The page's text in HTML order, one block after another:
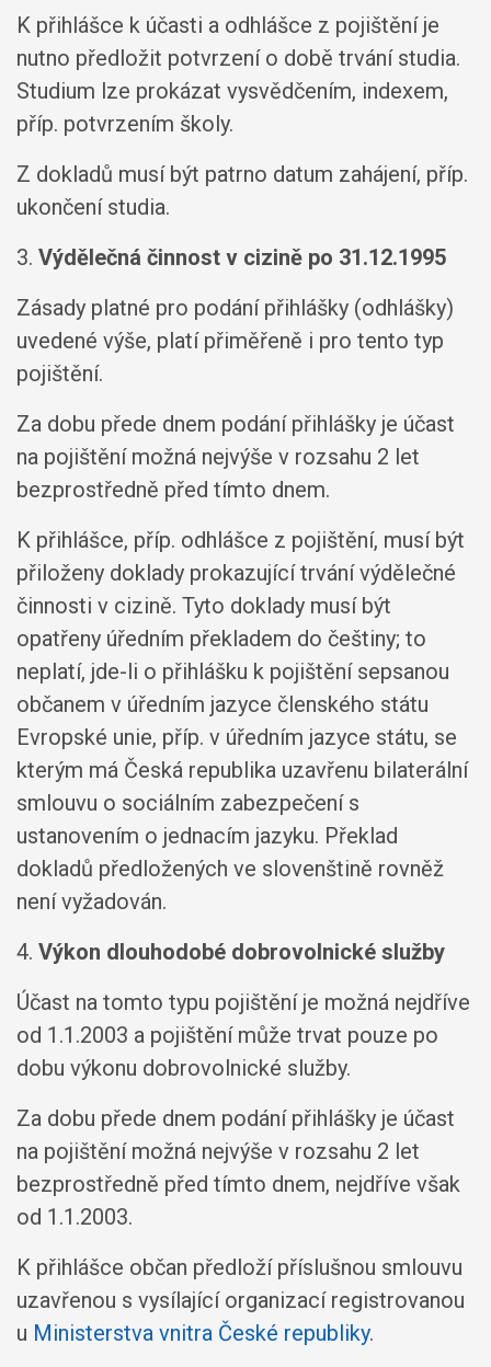
K přihlášce k účasti a odhlášce z pojištění je
nutno předložit potvrzení o době trvání studia.
Studium lze prokázat vysvědčením, indexem,
příp. potvrzením školy.
Z dokladů musí být patrno datum zahájení, příp.
ukončení studia.
3. Výdělečná činnost v cizině po 31.12.1995
Zásady platné pro podání přihlášky (odhlášky)
uvedené výše, platí přiměřeně i pro tento typ
pojištění.
Za dobu přede dnem podání přihlášky je účast
na pojištění možná nejvýše v rozsahu 2 let
bezprostředně před tímto dnem.
K přihlášce, příp. odhlášce z pojištění, musí být
přiloženy doklady prokazující trvání výdělečné
činnosti v cizině. Tyto doklady musí být
opatřeny úředním překladem do češtiny; to
neplatí, jde-li o přihlášku k pojištění sepsanou
občanem v úředním jazyce členského státu
Evropské unie, příp. v úředním jazyce státu, se
kterým má Česká republika uzavřenu bilaterální
smlouvu o sociálním zabezpečení s
ustanovením o jednacím jazyku. Překlad
dokladů předložených ve slovenštině rovněž
není vyžadován.
4. Výkon dlouhodobé dobrovolnické služby
Účast na tomto typu pojištění je možná nejdříve
od 1.1.2003 a pojištění může trvat pouze po
dobu výkonu dobrovolnické služby.
Za dobu přede dnem podání přihlášky je účast
na pojištění možná nejvýše v rozsahu 2 let
bezprostředně před tímto dnem, nejdříve však
od 1.1.2003.
K přihlášce občan předloží příslušnou smlouvu
uzavřenou s vysílající organizací registrovanou
u Ministerstva vnitra České republiky.